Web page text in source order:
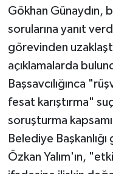
Gökhan Günaydın,
sorularına yanıt
görevinden
açıklamalarda
Başsavcılığınca
fesat karıştırma"
soruşturma
Belediye
Özkan Yalım'ın,